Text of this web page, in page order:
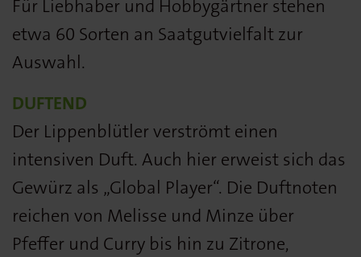
Für Liebhaber und Hobbygärtner stehen
etwa 60 Sorten an Saatgutvielfalt zur
Auswahl.
DUFTEND
Der Lippenblütler verströmt einen
intensiven Duft. Auch hier erweist sich das
Gewürz als „Global Player“. Die Duftnoten
reichen von Melisse und Minze über
Pfeffer und Curry bis hin zu Zitrone,